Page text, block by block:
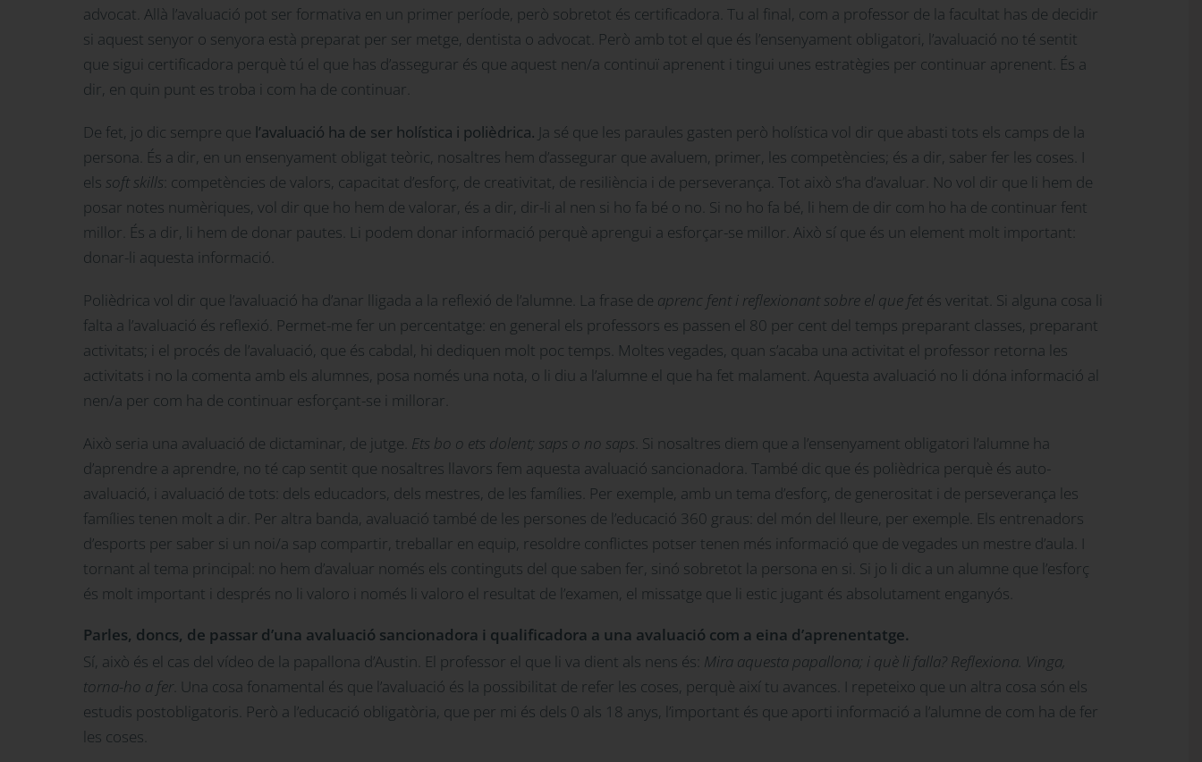
advocat. Allà l’avaluació pot ser formativa en un primer període, però sobretot és certificadora. Tu al final, com a professor de la facultat has de decidir
si aquest senyor o senyora està preparat per ser metge, dentista o advocat. Però amb tot el que és l’ensenyament obligatori, l’avaluació no té sentit
que sigui certificadora perquè tú el que has d’assegurar és que aquest nen/a continuï aprenent i tingui unes estratègies per continuar aprenent. És a
dir, en quin punt es troba i com ha de continuar.
De fet, jo dic sempre que l’avaluació ha de ser holística i polièdrica. Ja sé que les paraules gasten però holística vol dir que abasti tots els camps de la
persona. És a dir, en un ensenyament obligat teòric, nosaltres hem d’assegurar que avaluem, primer, les competències; és a dir, saber fer les coses. I
els soft skills : competències de valors, capacitat d’esforç, de creativitat, de resiliència i de perseverança. Tot això s’ha d’avaluar. No vol dir que li hem de
posar notes numèriques, vol dir que ho hem de valorar, és a dir, dir-li al nen si ho fa bé o no. Si no ho fa bé, li hem de dir com ho ha de continuar fent
millor. És a dir, li hem de donar pautes. Li podem donar informació perquè aprengui a esforçar-se millor. Això sí que és un element molt important:
donar-li aquesta informació.
Polièdrica vol dir que l’avaluació ha d’anar lligada a la reflexió de l’alumne. La frase de aprenc fent i reflexionant sobre el que fet és veritat. Si alguna cosa li
falta a l’avaluació és reflexió. Permet-me fer un percentatge: en general els professors es passen el 80 per cent del temps preparant classes, preparant
activitats; i el procés de l’avaluació, que és cabdal, hi dediquen molt poc temps. Moltes vegades, quan s’acaba una activitat el professor retorna les
activitats i no la comenta amb els alumnes, posa només una nota, o li diu a l’alumne el que ha fet malament. Aquesta avaluació no li dóna informació al
nen/a per com ha de continuar esforçant-se i millorar.
Això seria una avaluació de dictaminar, de jutge. Ets bo o ets dolent; saps o no saps . Si nosaltres diem que a l’ensenyament obligatori l’alumne ha
d’aprendre a aprendre, no té cap sentit que nosaltres llavors fem aquesta avaluació sancionadora. També dic que és polièdrica perquè és auto-
avaluació, i avaluació de tots: dels educadors, dels mestres, de les famílies. Per exemple, amb un tema d’esforç, de generositat i de perseverança les
famílies tenen molt a dir. Per altra banda, avaluació també de les persones de l’educació 360 graus: del món del lleure, per exemple. Els entrenadors
d’esports per saber si un noi/a sap compartir, treballar en equip, resoldre conflictes potser tenen més informació que de vegades un mestre d’aula. I
tornant al tema principal: no hem d’avaluar només els continguts del que saben fer, sinó sobretot la persona en si. Si jo li dic a un alumne que l’esforç
és molt important i després no li valoro i només li valoro el resultat de l’examen, el missatge que li estic jugant és absolutament enganyós.
Parles, doncs, de passar d’una avaluació sancionadora i qualificadora a una avaluació com a eina d’aprenentatge.
Sí, això és el cas del vídeo de la papallona d’Austin. El professor el que li va dient als nens és: Mira aquesta papallona; i què li falla? Reflexiona. Vinga,
torna-ho a fer. Una cosa fonamental és que l’avaluació és la possibilitat de refer les coses, perquè així tu avances. I repeteixo que un altra cosa són els
estudis postobligatoris. Però a l’educació obligatòria, que per mi és dels 0 als 18 anys, l’important és que aporti informació a l’alumne de com ha de fer
les coses.